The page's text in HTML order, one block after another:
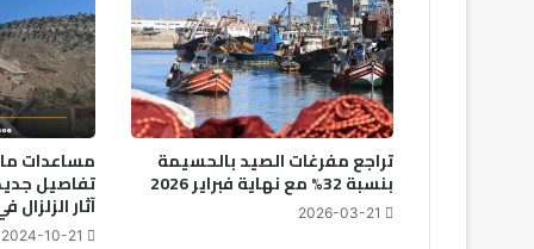
تراجع مفرغات الصيد بالحسيمة
بنسبة 32% مع نهاية فبراير 2026
2026-03-21
مساعدات
تفاصيل
آثار
2024-10-21